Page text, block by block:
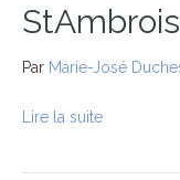
Par Marie-José
Lire la suite